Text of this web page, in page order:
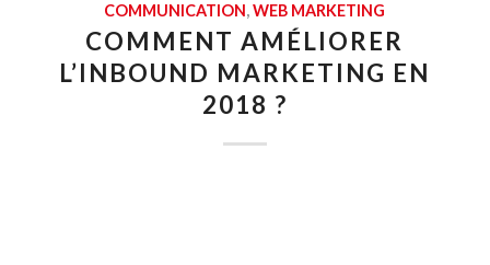
COMMUNICATION,WEB MARKETING
COMMENT AMÉLIORER
L’INBOUND MARKETING EN
2018 ?